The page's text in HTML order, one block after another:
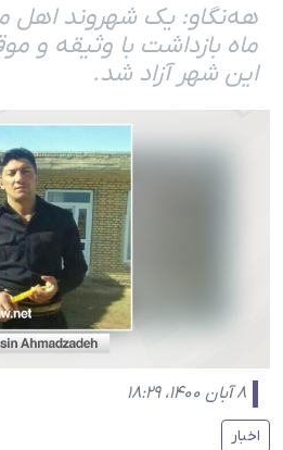
هه‌نگاو: یک شهروند اهل
ماه بازداشت با وثیقه و
این شهر آزاد شد.
۸ آبان ۱۴۰۰، ۱۸:۲۹
اخبار